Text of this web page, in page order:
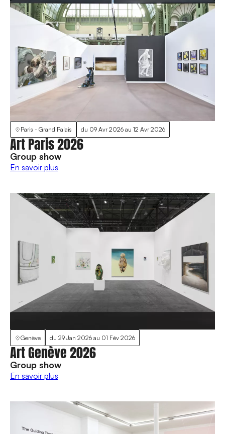
Paris - Grand Palais du 09 Avr 2026 au 12 Avr 2026
Art Paris 2026
Group show
En savoir plus
Genève du 29 Jan 2026 au 01 Fév 2026
Art Genève 2026
Group show
En savoir plus